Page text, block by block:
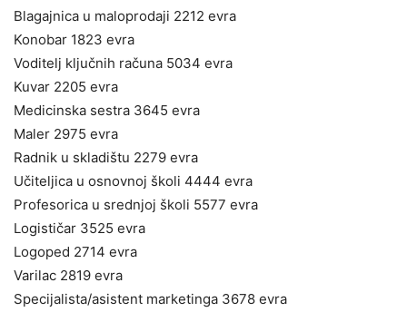
Blagajnica u maloprodaji 2212 evra
Konobar 1823 evra
Voditelj ključnih računa 5034 evra
Kuvar 2205 evra
Medicinska sestra 3645 evra
Maler 2975 evra
Radnik u skladištu 2279 evra
Učiteljica u osnovnoj školi 4444 evra
Profesorica u srednjoj školi 5577 evra
Logističar 3525 evra
Logoped 2714 evra
Varilac 2819 evra
Specijalista/asistent marketinga 3678 evra